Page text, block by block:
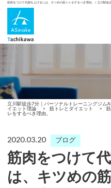
筋肉をつけて代謝を上げるには、キツめの筋トレをするべき理由。 | 立川駅徒
立川駅徒歩7分｜パーソナルトレーニングジム
イエット理論
> 筋トレとダイエット >
レをするべき理由。
2020.03.20 ブログ
筋肉をつけて
は、キツめの